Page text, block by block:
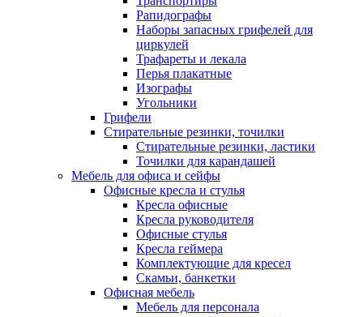
Рапидографы
Наборы запасных грифелей для
циркулей
Трафареты и лекала
Перья плакатные
Изографы
Угольники
Грифели
Стирательные резинки, точилки
Стирательные резинки, ластики
Точилки для карандашей
Мебель для офиса и сейфы
Офисные кресла и стулья
Кресла офисные
Кресла руководителя
Офисные стулья
Кресла геймера
Комплектующие для кресел
Скамьи, банкетки
Офисная мебель
Мебель для персонала